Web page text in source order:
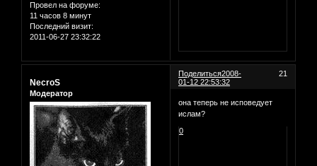
Провел на форуме:
11 часов 8 минут
Последний визит:
2011-06-27 23:32:22
Поделиться 21
2008-
01-12 22:53:32
NecroS
Модератор
она теперь не исповедует
ислам?
0